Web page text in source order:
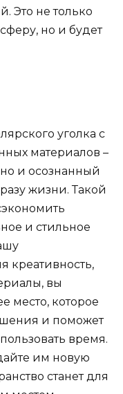
Это не только
но и будет
уголка с
материалов –
и осознанный
жизни. Такой
и стильное
креативность,
вы
место, которое
и поможет
время.
им новую
станет для